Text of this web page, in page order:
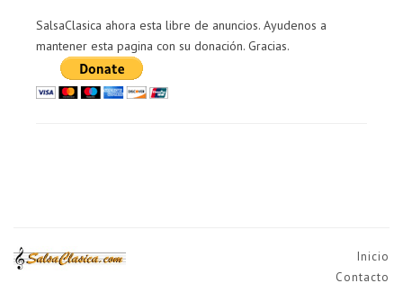
SalsaClasica ahora esta libre de anuncios. Ayudenos a
mantener esta pagina con su donación. Gracias.
Inicio
Contacto